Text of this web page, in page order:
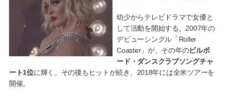
幼少からテレビドラマで女優と
して活動を開始する。2007年の
デビューシングル「Roller
Coaster」が、その年のビルボ
ード・ダンスクラブソングチャ
ート1位に輝く。その後もヒットが続き、2018年には全米ツアーを
開催。